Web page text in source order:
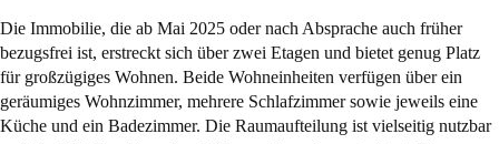
Die Immobilie, die ab Mai 2025 oder nach Absprache auch früher
bezugsfrei ist, erstreckt sich über zwei Etagen und bietet genug Platz
für großzügiges Wohnen. Beide Wohneinheiten verfügen über ein
geräumiges Wohnzimmer, mehrere Schlafzimmer sowie jeweils eine
Küche und ein Badezimmer. Die Raumaufteilung ist vielseitig nutzbar